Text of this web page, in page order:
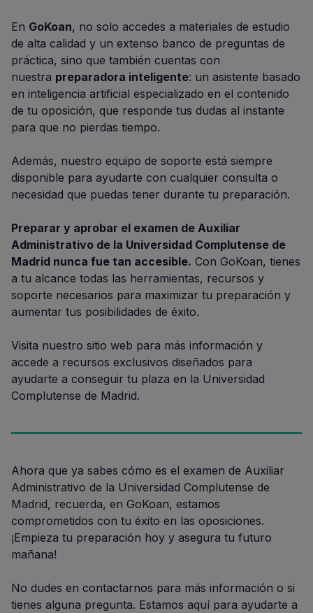
En GoKoan, no solo accedes a materiales de estudio
de alta calidad y un extenso banco de preguntas de
práctica, sino que también cuentas con
nuestra preparadora inteligente: un asistente basado
en inteligencia artificial especializado en el contenido
de tu oposición, que responde tus dudas al instante
para que no pierdas tiempo.
Además, nuestro equipo de soporte está siempre
disponible para ayudarte con cualquier consulta o
necesidad que puedas tener durante tu preparación.
Preparar y aprobar el examen de Auxiliar
Administrativo de la Universidad Complutense de
Madrid nunca fue tan accesible. Con GoKoan, tienes
a tu alcance todas las herramientas, recursos y
soporte necesarios para maximizar tu preparación y
aumentar tus posibilidades de éxito.
Visita nuestro sitio web para más información y
accede a recursos exclusivos diseñados para
ayudarte a conseguir tu plaza en la Universidad
Complutense de Madrid.
Ahora que ya sabes cómo es el examen de Auxiliar
Administrativo de la Universidad Complutense de
Madrid, recuerda, en GoKoan, estamos
comprometidos con tu éxito en las oposiciones.
¡Empieza tu preparación hoy y asegura tu futuro
mañana!
No dudes en contactarnos para más información o si
tienes alguna pregunta. Estamos aquí para ayudarte a